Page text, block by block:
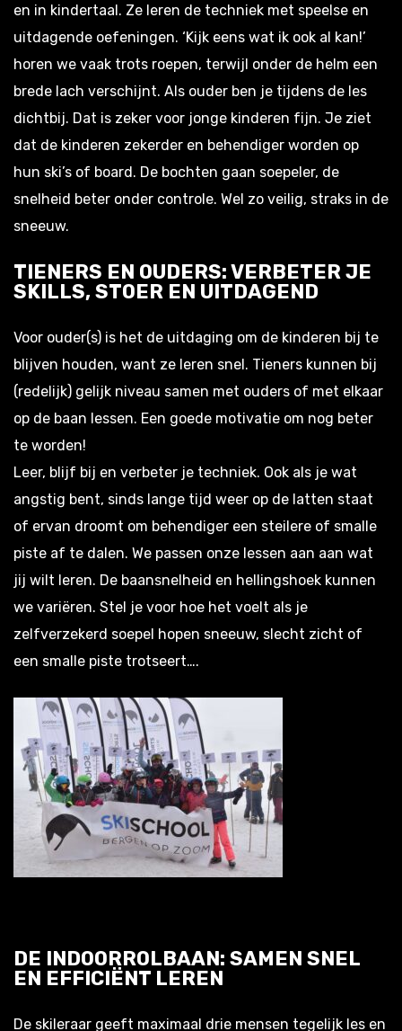
en in kindertaal. Ze leren de techniek met speelse en
uitdagende oefeningen. ‘Kijk eens wat ik ook al kan!’
horen we vaak trots roepen, terwijl onder de helm een
brede lach verschijnt. Als ouder ben je tijdens de les
dichtbij. Dat is zeker voor jonge kinderen fijn. Je ziet
dat de kinderen zekerder en behendiger worden op
hun ski’s of board. De bochten gaan soepeler, de
snelheid beter onder controle. Wel zo veilig, straks in de
sneeuw.
TIENERS EN OUDERS: VERBETER JE
SKILLS, STOER EN UITDAGEND
Voor ouder(s) is het de uitdaging om de kinderen bij te
blijven houden, want ze leren snel. Tieners kunnen bij
(redelijk) gelijk niveau samen met ouders of met elkaar
op de baan lessen. Een goede motivatie om nog beter
te worden!
Leer, blijf bij en verbeter je techniek. Ook als je wat
angstig bent, sinds lange tijd weer op de latten staat
of ervan droomt om behendiger een steilere of smalle
piste af te dalen. We passen onze lessen aan aan wat
jij wilt leren. De baansnelheid en hellingshoek kunnen
we variëren. Stel je voor hoe het voelt als je
zelfverzekerd soepel hopen sneeuw, slecht zicht of
een smalle piste trotseert….
DE INDOORROLBAAN: SAMEN SNEL
EN EFFICIËNT LEREN
De skileraar geeft maximaal drie mensen tegelijk les en